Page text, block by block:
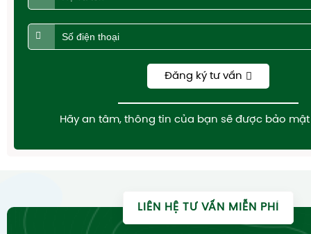
Đăng ký tư vấn
Hãy an tâm, thông tin của bạn sẽ được bảo
LIÊN HỆ TƯ VẤN MIỄN PHÍ